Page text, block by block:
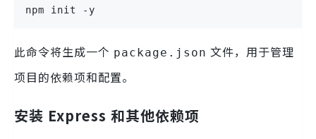
npm init -y
此命令将生成一个 package.json 文件，用于管理
项目的依赖项和配置。
安装 Express 和其他依赖项